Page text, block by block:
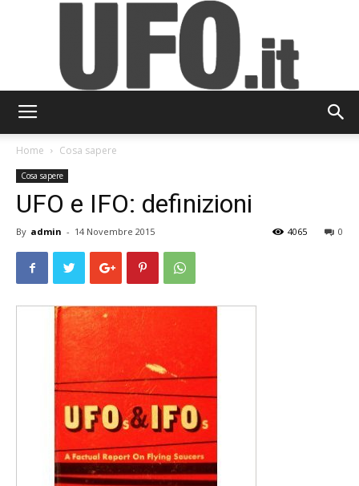
Home Cosa sapere
Cosa sapere
UFO e IFO: definizioni
By admin - 14 Novembre 2015 0
4065